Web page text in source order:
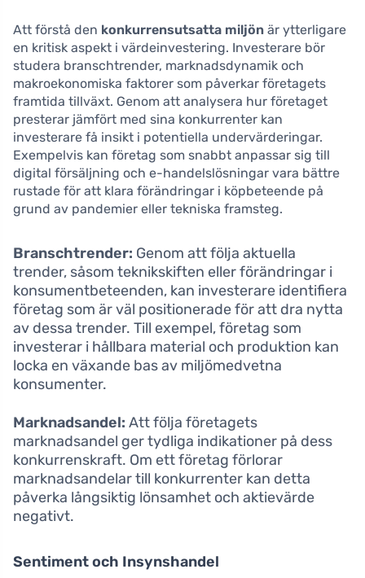
Att förstå den konkurrensutsatta miljön är ytterligare
en kritisk aspekt i värdeinvestering. Investerare bör
studera branschtrender, marknadsdynamik och
makroekonomiska faktorer som påverkar företagets
framtida tillväxt. Genom att analysera hur företaget
presterar jämfört med sina konkurrenter kan
investerare få insikt i potentiella undervärderingar.
Exempelvis kan företag som snabbt anpassar sig till
digital försäljning och e-handelslösningar vara bättre
rustade för att klara förändringar i köpbeteende på
grund av pandemier eller tekniska framsteg.
Branschtrender: Genom att följa aktuella
trender, såsom teknikskiften eller förändringar i
konsumentbeteenden, kan investerare identifiera
företag som är väl positionerade för att dra nytta
av dessa trender. Till exempel, företag som
investerar i hållbara material och produktion kan
locka en växande bas av miljömedvetna
konsumenter.
Marknadsandel: Att följa företagets
marknadsandel ger tydliga indikationer på dess
konkurrenskraft. Om ett företag förlorar
marknadsandelar till konkurrenter kan detta
påverka långsiktig lönsamhet och aktievärde
negativt.
Sentiment och Insynshandel